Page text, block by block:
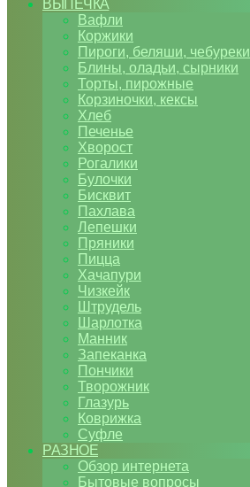
ВЫПЕЧКА
Вафли
Коржики
Пироги, беляши, чебуреки
Блины, оладьи, сырники
Торты, пирожные
Корзиночки, кексы
Хлеб
Печенье
Хворост
Рогалики
Булочки
Бисквит
Пахлава
Лепешки
Пряники
Пицца
Хачапури
Чизкейк
Штрудель
Шарлотка
Манник
Запеканка
Пончики
Творожник
Глазурь
Коврижка
Суфле
РАЗНОЕ
Обзор интернета
Бытовые вопросы